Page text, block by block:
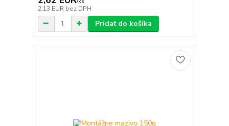
2,13 EUR bez DPH
Pridať do košíka